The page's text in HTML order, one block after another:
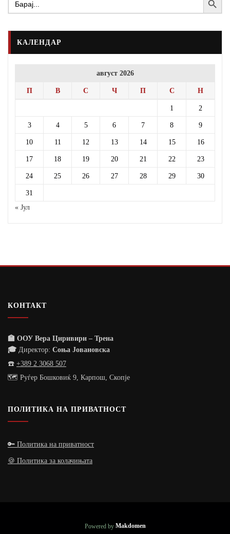
for:
КАЛЕНДАР
август 2026
П В С Ч П С Н
1 2
3 4 5 6 7 8 9
10 11 12 13 14 15 16
17 18 19 20 21 22 23
24 25 26 27 28 29 30
31
« Јул
КОНТАКТ
🏫 ООУ Вера Циривири – Трена
🎓 Директор: Соња Јовановска
☎️ +389 2 3068 507
🗺️ Руѓер Бошковиќ 9, Карпош, Скопје
ПОЛИТИКА НА ПРИВАТНОСТ
🔑 Политика на приватност
🍪 Политика за колачињата
Powered by Makdomen